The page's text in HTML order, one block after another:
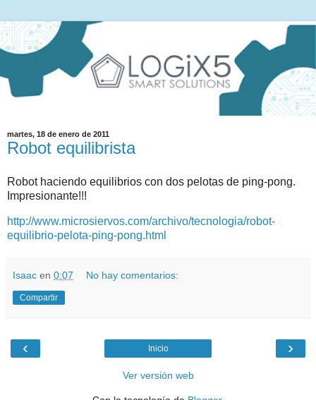
martes, 18 de enero de 2011
Robot equilibrista
Robot haciendo equilibrios con dos pelotas de ping-pong.
Impresionante!!!
http://www.microsiervos.com/archivo/tecnologia/robot-
equilibrio-pelota-ping-pong.html
Isaac en 0:07 No hay comentarios:
Compartir
‹ ›
Inicio
Ver versión web